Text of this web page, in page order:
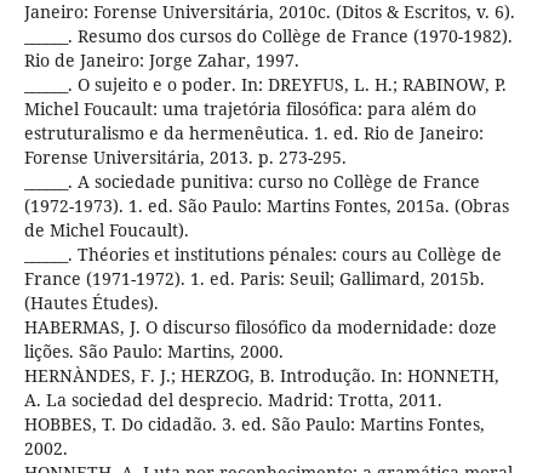
Janeiro: Forense Universitária, 2010c. (Ditos & Escritos, v. 6).
______. Resumo dos cursos do Collège de France (1970-1982).
Rio de Janeiro: Jorge Zahar, 1997.
______. O sujeito e o poder. In: DREYFUS, L. H.; RABINOW, P.
Michel Foucault: uma trajetória filosófica: para além do
estruturalismo e da hermenêutica. 1. ed. Rio de Janeiro:
Forense Universitária, 2013. p. 273-295.
______. A sociedade punitiva: curso no Collège de France
(1972-1973). 1. ed. São Paulo: Martins Fontes, 2015a. (Obras
de Michel Foucault).
______. Théories et institutions pénales: cours au Collège de
France (1971-1972). 1. ed. Paris: Seuil; Gallimard, 2015b.
(Hautes Études).
HABERMAS, J. O discurso filosófico da modernidade: doze
lições. São Paulo: Martins, 2000.
HERNÀNDES, F. J.; HERZOG, B. Introdução. In: HONNETH,
A. La sociedad del desprecio. Madrid: Trotta, 2011.
HOBBES, T. Do cidadão. 3. ed. São Paulo: Martins Fontes,
2002.